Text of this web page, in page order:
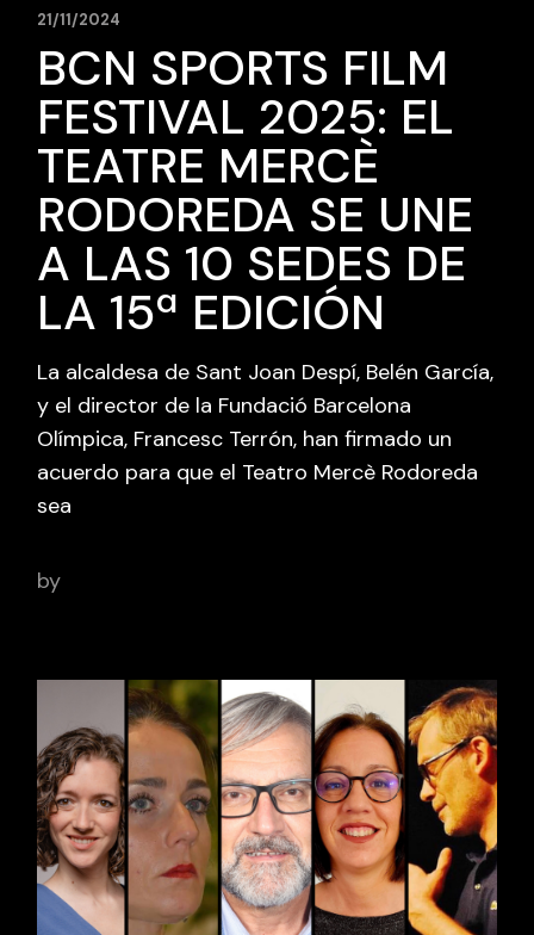
21/11/2024
BCN SPORTS FILM
FESTIVAL 2025: EL
TEATRE MERCÈ
RODOREDA SE UNE
A LAS 10 SEDES DE
LA 15ª EDICIÓN
La alcaldesa de Sant Joan Despí, Belén García,
y el director de la Fundació Barcelona
Olímpica, Francesc Terrón, han firmado un
acuerdo para que el Teatro Mercè Rodoreda
sea
by